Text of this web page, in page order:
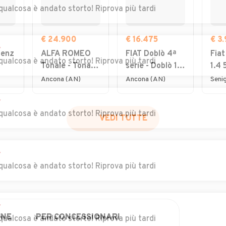
€ 24.900
ALFA ROMEO
Tonale - Tonale
1.6 diesel 130
Ancona (AN)
€ 16.475
FIAT Doblò 4ª
serie - Doblò 1.5
BlueHdi 100CV
Ancona (AN)
€
1.4
VEDI TUTTE
PER CONCESSIONARI
è andato storto! Riprova più tardi
è andato storto! Riprova più tardi
è andato storto! Riprova più tardi
è andato storto! Riprova più tardi
è andato storto! Riprova più tardi